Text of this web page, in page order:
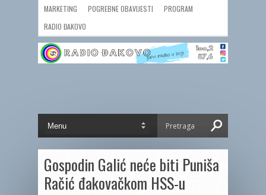
MARKETING POGREBNE OBAVIJESTI
PROGRAM
RADIO ĐAKOVO
Gospodin Galić neće biti Puniša
Račić đakovačkom HSS-u